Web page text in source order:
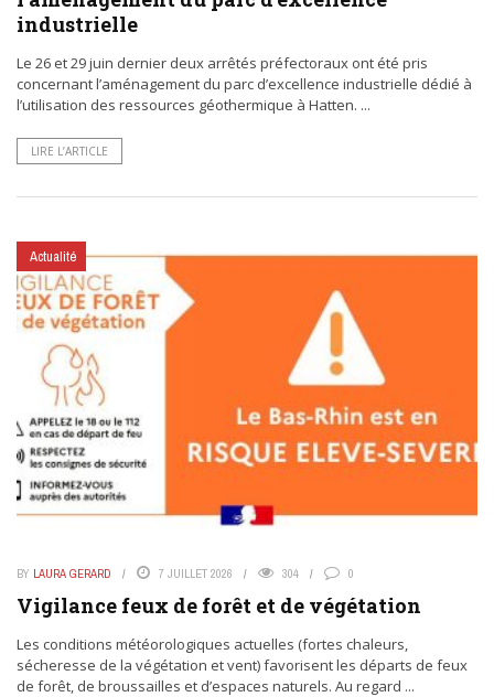
industrielle
Le 26 et 29 juin dernier deux arrêtés préfectoraux ont été pris
concernant l’aménagement du parc d’excellence industrielle dédié à
l’utilisation des ressources géothermique à Hatten. ...
LIRE L’ARTICLE
Actualité
BY LAURA GERARD 7 JUILLET 2026 304 0
Vigilance feux de forêt et de végétation
Les conditions météorologiques actuelles (fortes chaleurs,
sécheresse de la végétation et vent) favorisent les départs de feux
de forêt, de broussailles et d’espaces naturels. Au regard ...